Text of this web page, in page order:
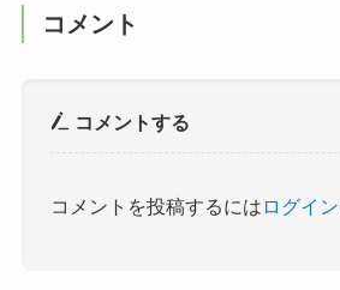
コメント
コメントする
コメントを投稿するには ログイン